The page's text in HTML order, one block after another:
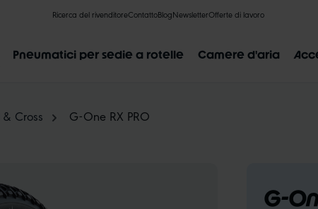
Ricerca del rivenditoreContattoBlogNewsletterOfferte di lavoro
Pneumatici per sedie a rotelle Camere d'aria
Cross G-One RX PRO
G-